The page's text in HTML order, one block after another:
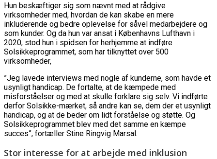
Hun beskæftiger sig som nævnt med at rådgive
virksomheder med, hvordan de kan skabe en mere
inkluderende og bedre oplevelse for såvel medarbejdere og
som kunder. Og da hun var ansat i Københavns Lufthavn i
2020, stod hun i spidsen for herhjemme at indføre
Solsikkeprogrammet, som har tilknyttet over 500
virksomheder,
”Jeg lavede interviews med nogle af kunderne, som havde et
usynligt handicap. De fortalte, at de kæmpede med
misforståelser og med at skulle forklare sig selv. Vi indførte
derfor Solsikke-mærket, så andre kan se, dem der et usynligt
handicap, og at de beder om lidt forståelse og støtte. Og
Solsikkeprogrammet blev med det samme en kæmpe
succes”, fortæller Stine Ringvig Marsal.
Stor interesse for at arbejde med inklusion